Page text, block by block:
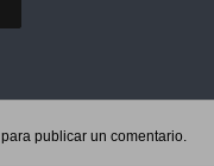
para publicar un comentario.